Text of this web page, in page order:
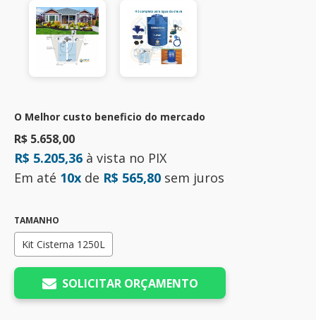
O Melhor custo beneficio do mercado
R$ 5.658,00
R$ 5.205,36 à vista no PIX
Em até 10x de R$ 565,80 sem juros
TAMANHO
Kit Cisterna 1250L
SOLICITAR ORÇAMENTO